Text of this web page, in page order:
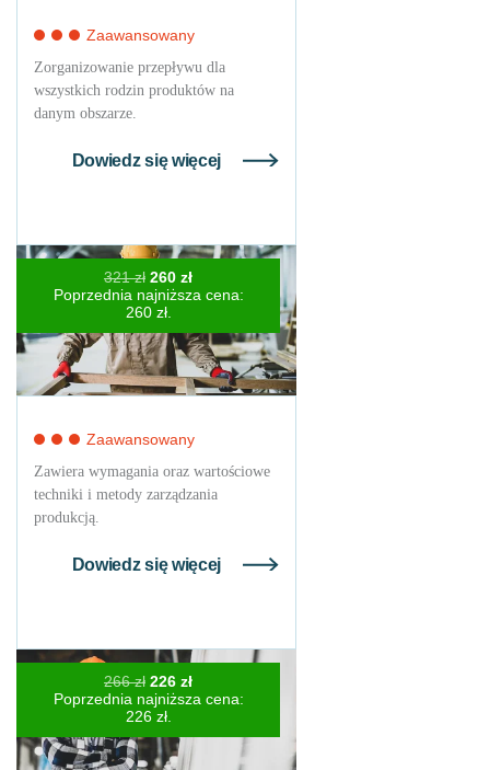
Zaawansowany
Zorganizowanie przepływu dla
wszystkich rodzin produktów na
danym obszarze.
Dowiedz się więcej
Zaawansowany
Zawiera wymagania oraz wartościowe
techniki i metody zarządzania
produkcją.
Dowiedz się więcej
321zł Pierwotna
cena
wynosiła:
321 zł.
260 złAktualna
cena
260 zł.
Poprzednia najniższa cena:
260 zł.
266zł Pierwotna
cena
wynosiła:
266 zł.
226 złAktualna
cena
226 zł.
Poprzednia najniższa cena:
226 zł.